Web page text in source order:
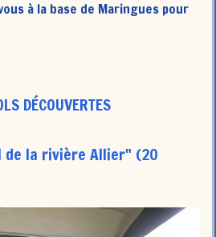
à la base de Maringues pour
DÉCOUVERTES
de la rivière Allier" (20